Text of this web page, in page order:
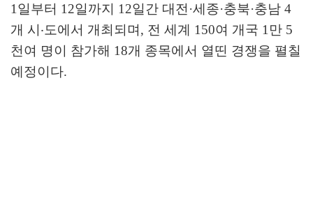
1 일부터 12일까지 12일간 대전 ·세종·충북·충남 4
개 시‧도에서 개최되며, 전 세계 150여 개국 1 만 5
천여 명이 참가해 18개 종목에서 열띤 경쟁을 펼칠
예정이다.